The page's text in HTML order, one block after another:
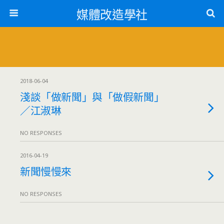
媒體改造學社
2018-06-04
淺談「做新聞」與「做假新聞」
／江淑琳
NO RESPONSES
2016-04-19
新聞慢慢來
NO RESPONSES